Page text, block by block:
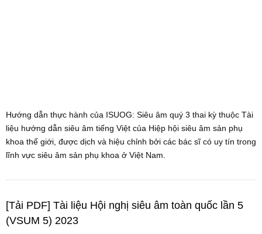
Hướng dẫn thực hành của ISUOG: Siêu âm quý 3 thai kỳ thuộc Tài
liệu hướng dẫn siêu âm tiếng Việt của Hiệp hội siêu âm sản phụ
khoa thế giới, được dịch và hiệu chỉnh bởi các bác sĩ có uy tín trong
lĩnh vực siêu âm sản phụ khoa ở Việt Nam.
[Tải PDF] Tài liệu Hội nghị siêu âm toàn quốc lần 5
(VSUM 5) 2023